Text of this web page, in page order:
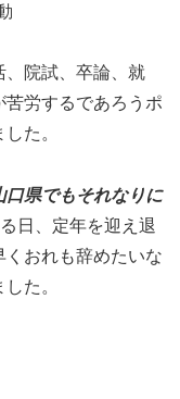
、院試、卒論、就
労するであろうポ
た。
口県でもそれなりに
日、定年を迎え退
おれも辞めたいな
た。